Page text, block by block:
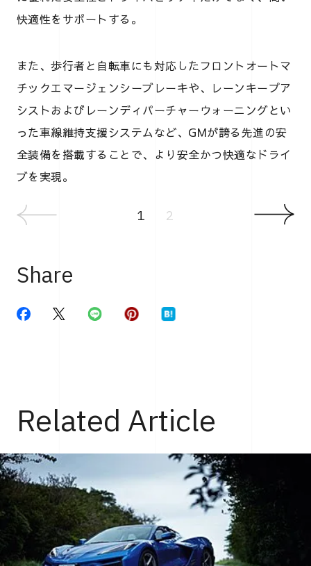
快適性をサポートする。
また、歩行者と自転車にも対応したフロントオートマ
チックエマージェンシーブレーキや、レーンキープア
シストおよびレーンディパーチャーウォーニングとい
った車線維持支援システムなど、GMが誇る先進の安
全装備を搭載することで、より安全かつ快適なドライ
ブを実現。
1 2
Share
Related Article